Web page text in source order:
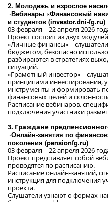
2. Молодежь и взрослое
·Вебинары «Финансовый
и студентов (investor.dni-fg.ru)
03 февраля – 22 апреля 2026
Проект состоит из двух
«Личные финансы» –
бюджетом, безопасно
разбираются в стратегиях
ситуаций.
«Грамотный инвестор» –
принципами инвестирования,
инструменты и формировать
финансовых целей и
Расписание вебинаров,
подключения участники
3. Граждане
·Онлайн-занятия по
поколения (pensionfg.ru)
03 февраля – 22 апреля 2026
Проект представляет собой
проводятся по расписанию.
Расписание онлайн-занятий,
инструкция для подключения
проекта.
Слушатели узнают о формах